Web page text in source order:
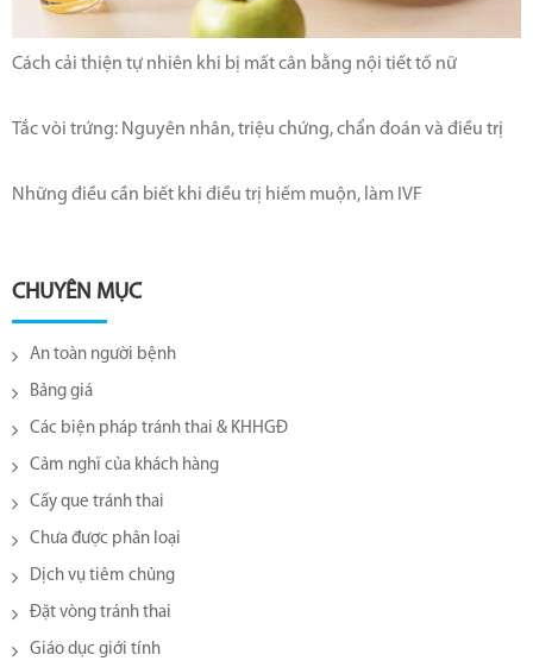
Cách cải thiện tự nhiên khi bị mất cân bằng nội tiết tố nữ
Tắc vòi trứng: Nguyên nhân, triệu chứng, chẩn đoán và điều trị
Những điều cần biết khi điều trị hiếm muộn, làm IVF
CHUYÊN MỤC
An toàn người bệnh
Bảng giá
Các biện pháp tránh thai & KHHGĐ
Cảm nghĩ của khách hàng
Cấy que tránh thai
Chưa được phân loại
Dịch vụ tiêm chủng
Đặt vòng tránh thai
Giáo dục giới tính